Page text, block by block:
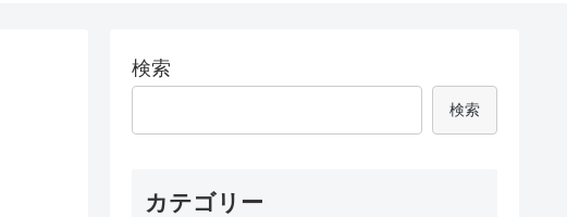
検索
検索
カテゴリー